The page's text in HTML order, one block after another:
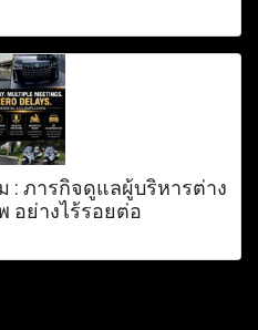
: ภารกิจดูแลผู้บริหารต่าง
อย่างไร้รอยต่อ